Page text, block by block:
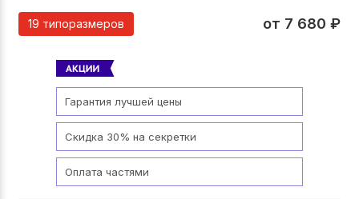
19 типоразмеров от 7 680 ₽
Гарантия лучшей цены
Скидка 30% на секретки
Оплата частями